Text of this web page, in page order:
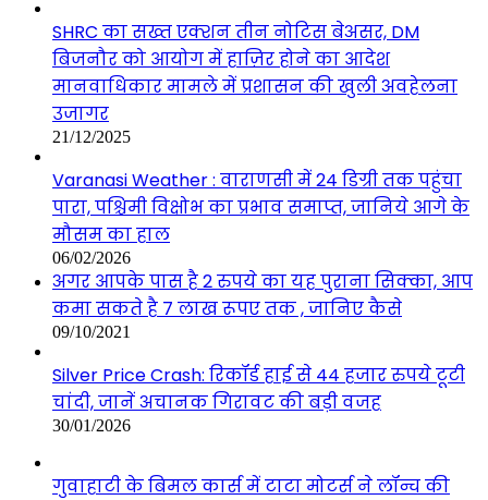
SHRC का सख्त एक्शन तीन नोटिस बेअसर, DM
बिजनौर को आयोग में हाज़िर होने का आदेश
मानवाधिकार मामले में प्रशासन की खुली अवहेलना
उजागर
21/12/2025
Varanasi Weather : वाराणसी में 24 डिग्री तक पहुंचा
पारा, पश्चिमी विक्षोभ का प्रभाव समाप्त, जानिये आगे के
मौसम का हाल
06/02/2026
अगर आपके पास है 2 रुपये का यह पुराना सिक्का, आप
कमा सकते है 7 लाख रूपए तक , जानिए कैसे
09/10/2021
Silver Price Crash: रिकॉर्ड हाई से 44 हजार रुपये टूटी
चांदी, जानें अचानक गिरावट की बड़ी वजह
30/01/2026
गुवाहाटी के बिमल कार्स में टाटा मोटर्स ने लॉन्च की